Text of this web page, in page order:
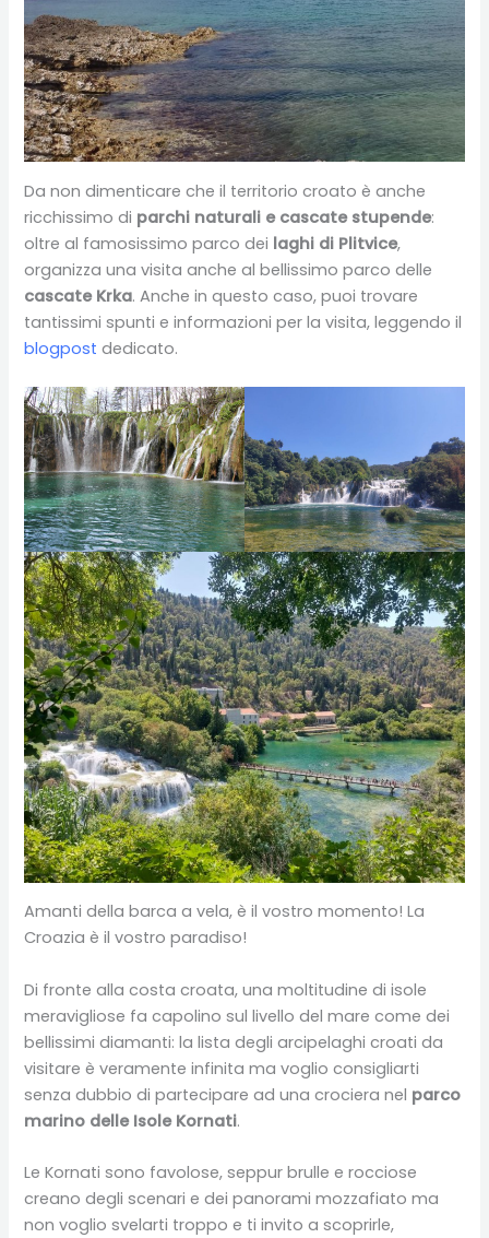
Da non dimenticare che il territorio croato è anche
ricchissimo di parchi naturali e cascate stupende:
oltre al famosissimo parco dei laghi di Plitvice,
organizza una visita anche al bellissimo parco delle
cascate Krka. Anche in questo caso, puoi trovare
tantissimi spunti e informazioni per la visita, leggendo il
blogpost dedicato.
Amanti della barca a vela, è il vostro momento! La
Croazia è il vostro paradiso!
Di fronte alla costa croata, una moltitudine di isole
meravigliose fa capolino sul livello del mare come dei
bellissimi diamanti: la lista degli arcipelaghi croati da
visitare è veramente infinita ma voglio consigliarti
senza dubbio di partecipare ad una crociera nel parco
marino delle Isole Kornati.
Le Kornati sono favolose, seppur brulle e rocciose
creano degli scenari e dei panorami mozzafiato ma
non voglio svelarti troppo e ti invito a scoprirle,